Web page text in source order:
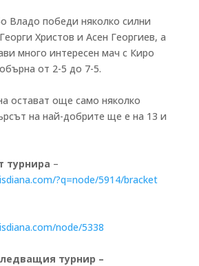
Владо победи няколко силни
Христов и Асен Георгиев, а
много интересен мач с Киро
от 2-5 до 7-5.
остават още само няколко
на най-добрите ще е на 13 и
турнира –
?q=node/5914/bracket
node/5338
турнир –